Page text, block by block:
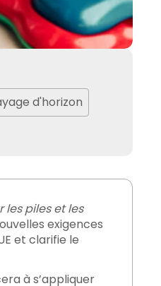
d'horizon
les piles et les
exigences
et clarifie le
à s’appliquer